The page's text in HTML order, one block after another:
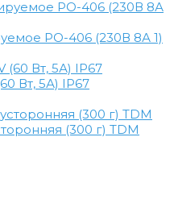
РО-406 (230В 8А 1)
Вт, 5А) IP67
(300 г) TDM